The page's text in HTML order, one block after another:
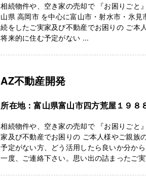
相続物件や、空き家の売却で 『お困りご
山県 高岡市 を中心に富山市・射水市・氷
続をしたご実家及び不動産でお困りの ご
将来的に住む予定がない ...
AZ不動産開発
所在地：富山県富山市四方荒屋１９８
相続物件や、空き家の売却で 『お困りご
家及び不動産でお困りの ご本人様やご親
予定がない方、どう活用したら良いか分か
一度、ご連絡下さい。思い出の詰まったご